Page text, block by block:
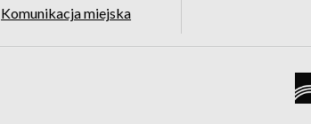
Komunikacja miejska